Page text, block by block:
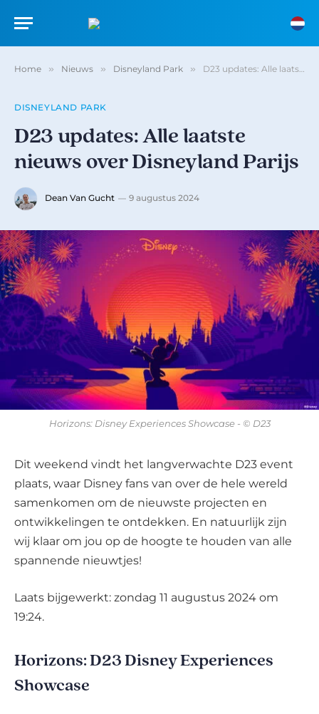
Home » Nieuws » Disneyland Park » D23 updates: Alle laatste nieuws over Disneyland Parijs
DISNEYLAND PARK
D23 updates: Alle laatste
nieuws over Disneyland Parijs
Dean Van Gucht 9 augustus 2024
Horizons: Disney Experiences Showcase - © D23
Dit weekend vindt het langverwachte D23 event
plaats, waar Disney fans van over de hele wereld
samenkomen om de nieuwste projecten en
ontwikkelingen te ontdekken. En natuurlijk zijn
wij klaar om jou op de hoogte te houden van alle
spannende nieuwtjes!
Laats bijgewerkt: zondag 11 augustus 2024 om
19:24.
Horizons: D23 Disney Experiences
Showcase